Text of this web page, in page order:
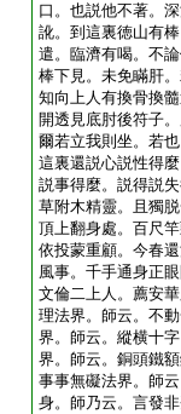
口。也説他不著。
訛。到這裏徳山有
遣。臨濟有喝。不
棒下見。未免瞞肝
知向上人有換骨換
開透見底肘後符子
爾若立我則坐。若
這裏還説心説性得
説事得麼。説得説
草附木精靈。且獨
頂上翻身處。百尺
依投蒙重顧。今春
風事。千手通身正
文倫二上人。薦安
理法界。師云。不
界。師云。縱横十
界。師云。銅頭鐵
事事無礙法界。師
身。師乃云。言發